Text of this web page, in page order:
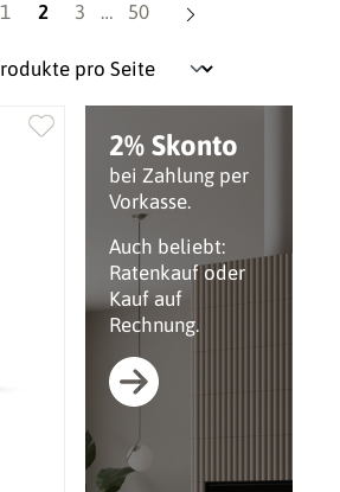
Seite
1 Seite
2 Seite
3 … Seite
50
2% Skonto
bei Zahlung per
Vorkasse.
Auch beliebt:
Ratenkauf oder
Kauf auf
Rechnung.